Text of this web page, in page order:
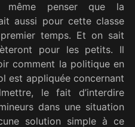
même penser que la
aussi pour cette classe
temps. Et on sait
pour les petits. Il
comment la politique en
est appliquée concernant
le fait d’interdire
dans une situation
solution simple à ce